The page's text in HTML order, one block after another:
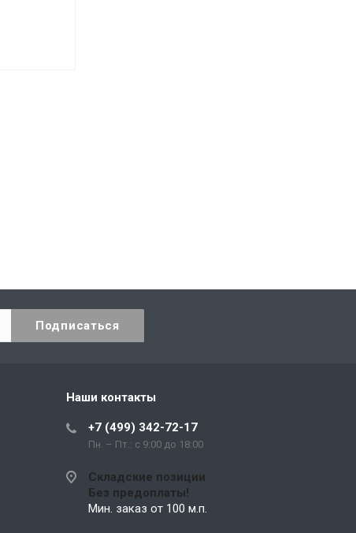
Наши контакты
+7 (499) 342-72-17
Пн. – Пт.: с 9:00 до 18:00
Складские позиции
Без предоплаты!
Мин. заказ от 100 м.п.